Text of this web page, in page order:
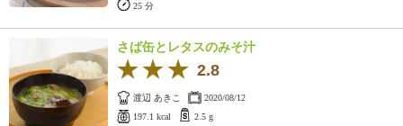
25 分
さば缶とレタスのみそ汁
2.8
渡辺 あきこ
2020/08/12
197.1 kcal
2.5 g